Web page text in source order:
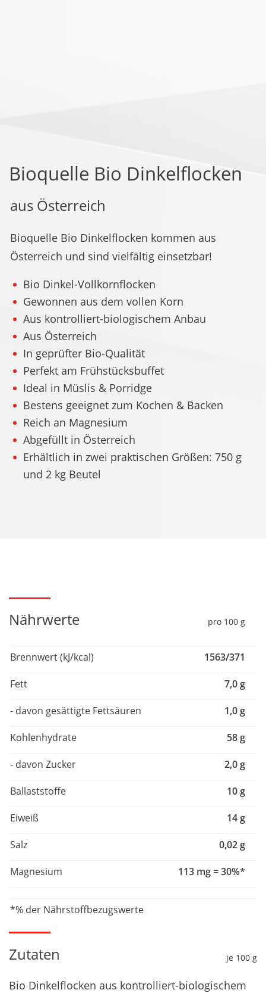
Bioquelle Bio Dinkelflocken
aus Österreich
Bioquelle Bio Dinkelflocken kommen aus
Österreich und sind vielfältig einsetzbar!
Bio Dinkel-Vollkornflocken
Gewonnen aus dem vollen Korn
Aus kontrolliert-biologischem Anbau
Aus Österreich
In geprüfter Bio-Qualität
Perfekt am Frühstücksbuffet
Ideal in Müslis & Porridge
Bestens geeignet zum Kochen & Backen
Reich an Magnesium
Abgefüllt in Österreich
Erhältlich in zwei praktischen Größen: 750 g
und 2 kg Beutel
Nährwerte pro 100 g
Brennwert (kJ/kcal) 1563/371
Fett 7,0 g
- davon gesättigte Fettsäuren 1,0 g
Kohlenhydrate 58 g
- davon Zucker 2,0 g
Ballaststoffe 10 g
Eiweiß 14 g
Salz 0,02 g
Magnesium 113 mg = 30%*
*% der Nährstoffbezugswerte
Zutaten je 100 g
Bio Dinkelflocken aus kontrolliert-biologischem